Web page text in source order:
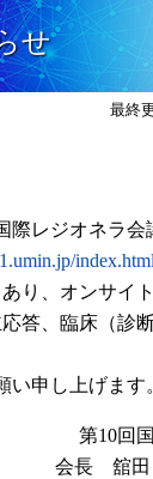
せ
最終
際レジオネラ
index.html
り、オンサイ
答、臨床（診
申し上げます
第10回
会長 舘田